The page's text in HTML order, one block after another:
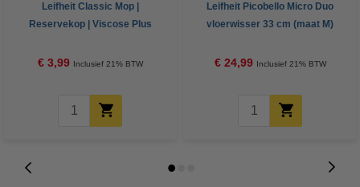
Leifheit Classic Mop |
Reservekop | Viscose Plus
€ 3,99 Inclusief 21% BTW
Leifheit Picobello Micro Duo
vloerwisser 33 cm (maat M)
€ 24,99 Inclusief 21% BTW